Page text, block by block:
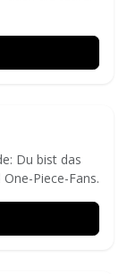
Du bist das
Piece-Fans.